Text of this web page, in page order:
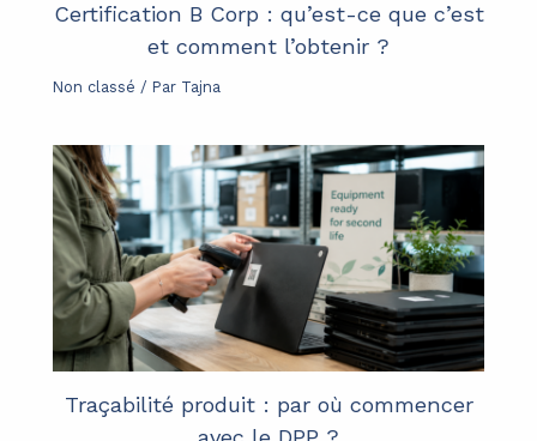
Certification B Corp : qu’est-ce que c’est
et comment l’obtenir ?
Non classé / Par Tajna
Traçabilité produit : par où commencer